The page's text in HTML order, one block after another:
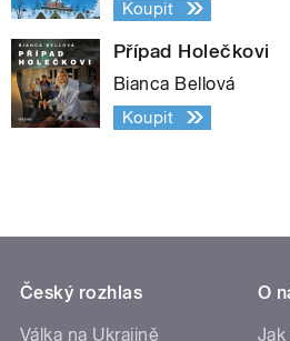
Koupit
Případ Holečkovi
Bianca Bellová
Koupit
Český rozhlas
Válka na Ukrajině
O
Jak